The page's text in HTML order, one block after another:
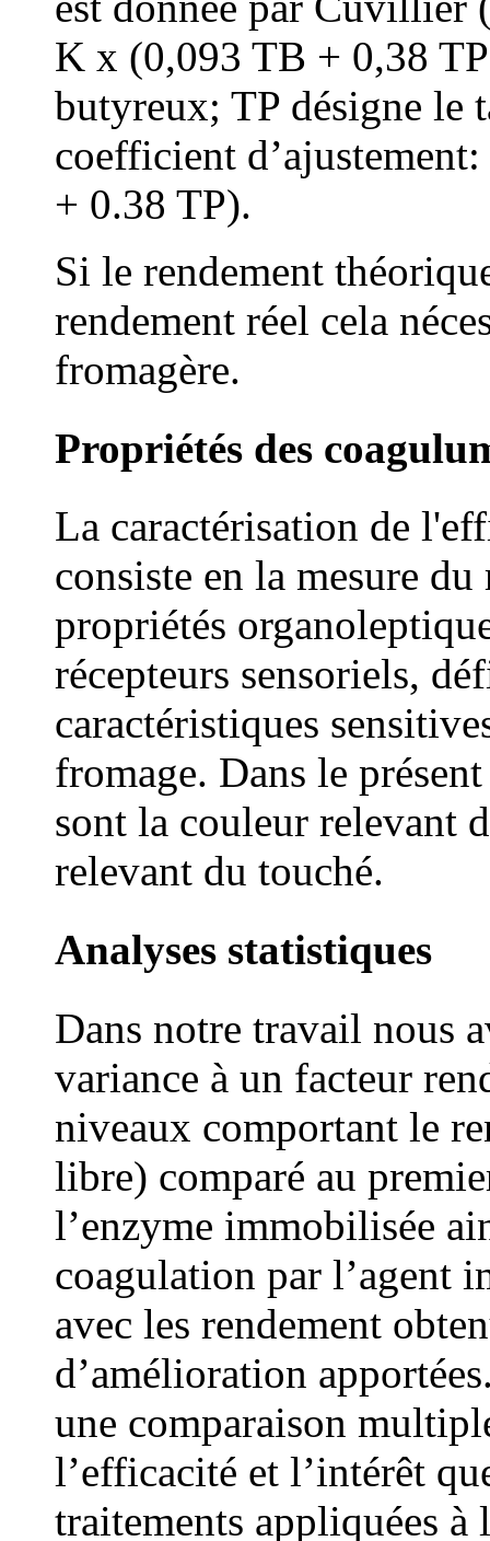
K x (0,093 TB + 0,38
butyreux; TP désigne le
coefficient
+ 0.38 TP).
Si le rendement
rendement réel cela
fromagère.
Propriétés des
La caractérisation de
consiste en la mesure
propriétés
récepteurs sensoriels,
caractéristiques
fromage. Dans le
sont la couleur relevant
relevant du touché.
Analyses statistiques
Dans notre travail nous
variance à un facteur
niveaux comportant le
libre) comparé au
l’enzyme immobilisée
coagulation par l’agent
avec les rendement
d’amélioration
une comparaison
l’efficacité et l’intérêt
traitements appliquées